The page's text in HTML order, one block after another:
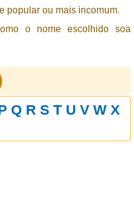
popular ou mais incomum.
o nome escolhido soa
Q R S T U V W X